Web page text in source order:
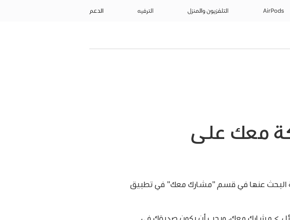
AirPods التلفزيون والمنزل الترفيه الدعم
معك على
البحث عنها في قسم "مشارك معك" في تطبيق
> مشارك معك، ويجب أن يكون صديقك في